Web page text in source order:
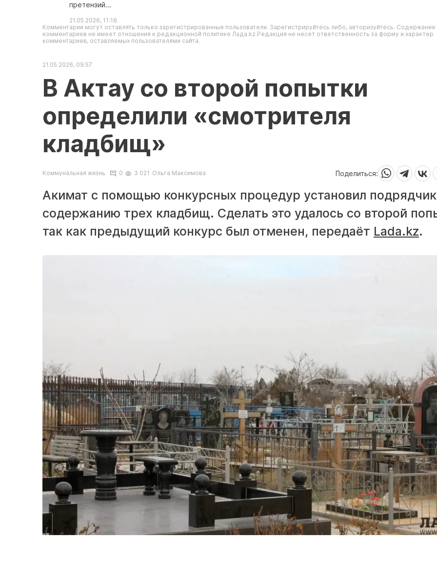
претензий...
21.05.2026, 11:18
Комментарии могут оставлять только зарегистрированные пользователи. Зарегистрируйтесь либо, авторизуйтесь. Содержание
комментариев не имеет отношения к редакционной политике Лада.kz.Редакция не несет ответственность за форму и характер
комментариев, оставляемых пользователями сайта.
21.05.2026, 09:57
В Актау со второй попытки
определили «смотрителя
кладбищ»
Коммунальная жизнь 0 3 021 Ольга Максимова Поделиться:
Акимат с помощью конкурсных процедур установил
содержанию трех кладбищ. Сделать это удалось со второй
так как предыдущий конкурс был отменен, передаёт Lada.kz.